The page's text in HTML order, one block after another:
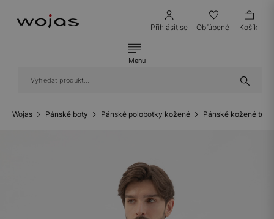
Přihlásit se Obľúbené Košík
Menu
Wojas Pánské boty Pánské polobotky kožené Pánské kožené